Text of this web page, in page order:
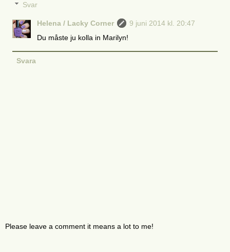
Svar
Helena / Lacky Corner
9 juni 2014 kl. 20:47
Du måste ju kolla in Marilyn!
Svara
Please leave a comment it means a lot to me!